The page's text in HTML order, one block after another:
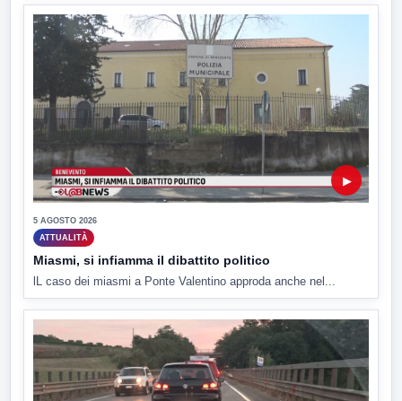
▶
5 AGOSTO 2026
ATTUALITÀ
Miasmi, si infiamma il dibattito politico
lL caso dei miasmi a Ponte Valentino approda anche nel...